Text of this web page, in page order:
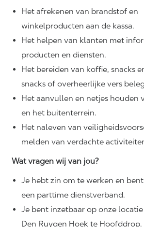
Het afrekenen van brandstof en
winkelproducten aan de kassa.
Het helpen van klanten met
producten en diensten.
Het bereiden van koffie, snacks
snacks of overheerlijke vers
Het aanvullen en netjes houden
en het buitenterrein.
Het naleven van
melden van verdachte
Wat vragen wij van jou?
Je hebt zin om te werken en
een parttime dienstverband.
Je bent inzetbaar op onze
Den Ruygen Hoek te Hoofddrop.